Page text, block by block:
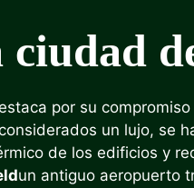
por su
un lujo, se
de los edificios y
un antiguo aeropuerto